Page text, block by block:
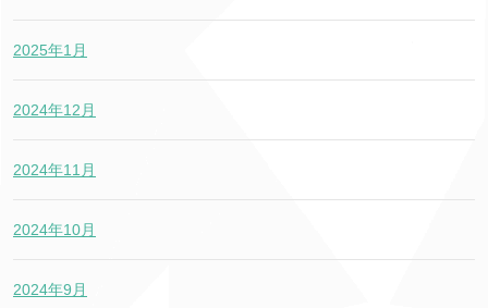
2025年1月
2024年12月
2024年11月
2024年10月
2024年9月